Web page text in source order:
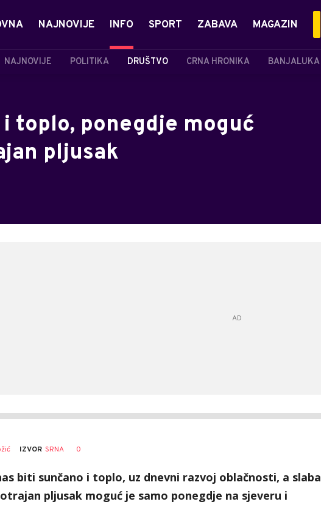
NAJNOVIJE INFO
NAJNOVIJE POLITIKA DRUŠTVO CRNA HRONIKA BANJALUKA
SPORT ZABAVA MAGAZIN
toplo, ponegdje moguć
pljusak
IZVOR SRNA 0
biti sunčano i toplo, uz dnevni razvoj oblačnosti, a slaba
pljusak moguć je samo ponegdje na sjeveru i